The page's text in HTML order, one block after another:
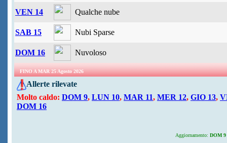
VEN 14 Qualche nube
SAB 15 Nubi Sparse
DOM 16 Nuvoloso
FINO A MAR 25 Agosto 2026
Allerte rilevate
Molto caldo: DOM 9, LUN 10, MAR 11, MER 12, GIO 13,
DOM 16
Aggiornamento: DOM 9